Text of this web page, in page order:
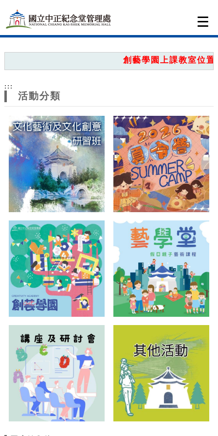
網
站
主
題
創藝學園上課教室位置圖
:::
活動分類